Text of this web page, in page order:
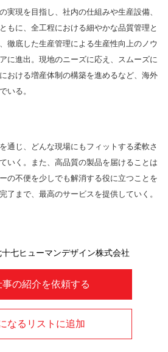
実現を目指し、社内の仕組みや生産設備、
もに、全工程における細やかな品質管理と
徹底した生産管理による生産性向上のノウ
に進出。現地のニーズに応え、スムーズに
おける増産体制の構築を進めるなど、海外
いる。
通じ、どんな現場にもフィットする柔軟さ
いく。また、高品質の製品を届けることは
の不便を少しでも解消する役に立つことを
了まで、最高のサービスを提供していく。
事の紹介を依頼する
なるリストに追加
七ヒューマンデザイン株式会社